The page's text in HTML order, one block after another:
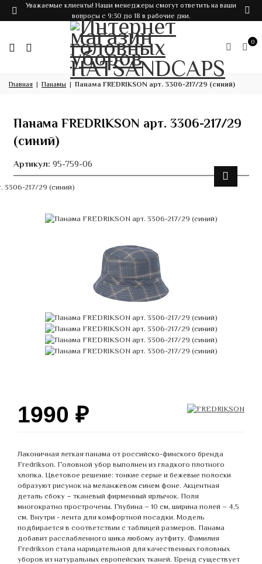
Уважаемые клиенты! Наши менеджеры смогут ответить на ваши
вопросы с 9:30 до 18 в рабочие дни.
0
Главная Панамы Панама FREDRIKSON арт. 3306-217/29 (синий)
Панама FREDRIKSON арт. 3306-217/29
(синий)
Артикул: 95-759-06
1990 ₽
Лаконичная легкая панама от российско-финского бренда
Fredrikson. Головной убор выполнен из гладкого плотного
хлопка. Цветовое решение: тонкие серые и бежевые полоски
образуют рисунок на меланжевом синем фоне. Акцентная
деталь сбоку – тканевый фирменный ярлычок. Поля
многократно прострочены. Глубина – 10 см, ширина полей – 4,5
см. Внутри - лента для комфортной посадки. Модель
подбирается в соответствии с таблицей размеров. Панама
добавит расслабленного шика любому аутфиту. Фамилия
Fredrikson стала нарицательной для качественных головных
уборов из натуральных европейских тканей. Бренд существует